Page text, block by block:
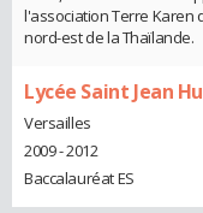
l'association Terre Karen
nord-est de la Thaïlande.
Lycée Saint Jean
Versailles
2009 - 2012
Baccalauréat ES